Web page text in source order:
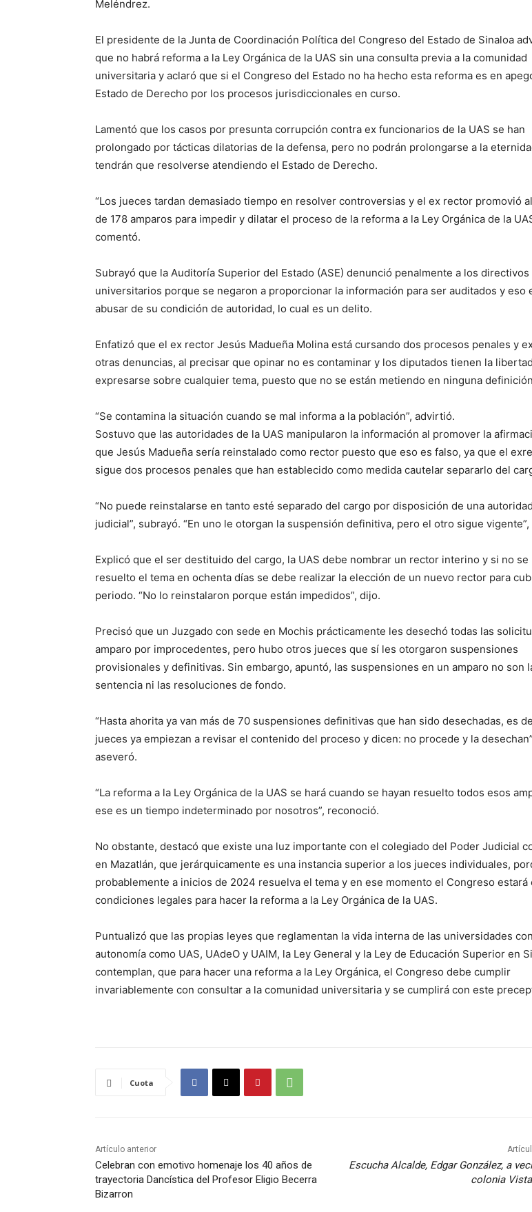
Meléndrez.
El presidente de la Junta de Coordinación Política del Congreso del Estado de Sinaloa
que no habrá reforma a la Ley Orgánica de la UAS sin una consulta previa a la comunidad
universitaria y aclaró que si el Congreso del Estado no ha hecho esta reforma es en
Estado de Derecho por los procesos jurisdiccionales en curso.
Lamentó que los casos por presunta corrupción contra ex funcionarios de la UAS se han
prolongado por tácticas dilatorias de la defensa, pero no podrán prolongarse a la
tendrán que resolverse atendiendo el Estado de Derecho.
“Los jueces tardan demasiado tiempo en resolver controversias y el ex rector promovió
de 178 amparos para impedir y dilatar el proceso de la reforma a la Ley Orgánica de la
comentó.
Subrayó que la Auditoría Superior del Estado (ASE) denunció penalmente a los directivos
universitarios porque se negaron a proporcionar la información para ser auditados y eso
abusar de su condición de autoridad, lo cual es un delito.
Enfatizó que el ex rector Jesús Madueña Molina está cursando dos procesos penales y
otras denuncias, al precisar que opinar no es contaminar y los diputados tienen la
expresarse sobre cualquier tema, puesto que no se están metiendo en ninguna
“Se contamina la situación cuando se mal informa a la población”, advirtió.
Sostuvo que las autoridades de la UAS manipularon la información al promover la
que Jesús Madueña sería reinstalado como rector puesto que eso es falso, ya que el
sigue dos procesos penales que han establecido como medida cautelar separarlo del
“No puede reinstalarse en tanto esté separado del cargo por disposición de una autoridad
judicial”, subrayó. “En uno le otorgan la suspensión definitiva, pero el otro sigue vigente”,
Explicó que el ser destituido del cargo, la UAS debe nombrar un rector interino y si no se
resuelto el tema en ochenta días se debe realizar la elección de un nuevo rector para
periodo. “No lo reinstalaron porque están impedidos”, dijo.
Precisó que un Juzgado con sede en Mochis prácticamente les desechó todas las
amparo por improcedentes, pero hubo otros jueces que sí les otorgaron suspensiones
provisionales y definitivas. Sin embargo, apuntó, las suspensiones en un amparo no son
sentencia ni las resoluciones de fondo.
“Hasta ahorita ya van más de 70 suspensiones definitivas que han sido desechadas, es
jueces ya empiezan a revisar el contenido del proceso y dicen: no procede y la
aseveró.
“La reforma a la Ley Orgánica de la UAS se hará cuando se hayan resuelto todos esos
ese es un tiempo indeterminado por nosotros”, reconoció.
No obstante, destacó que existe una luz importante con el colegiado del Poder Judicial
en Mazatlán, que jerárquicamente es una instancia superior a los jueces individuales,
probablemente a inicios de 2024 resuelva el tema y en ese momento el Congreso estará
condiciones legales para hacer la reforma a la Ley Orgánica de la UAS.
Puntualizó que las propias leyes que reglamentan la vida interna de las universidades con
autonomía como UAS, UAdeO y UAIM, la Ley General y la Ley de Educación Superior en
contemplan, que para hacer una reforma a la Ley Orgánica, el Congreso debe cumplir
invariablemente con consultar a la comunidad universitaria y se cumplirá con este
Cuota
Artículo anterior
Celebran con emotivo homenaje los 40 años de
trayectoria Dancística del Profesor Eligio Becerra
Bizarron
Escucha Alcalde, Edgar González, a
colonia